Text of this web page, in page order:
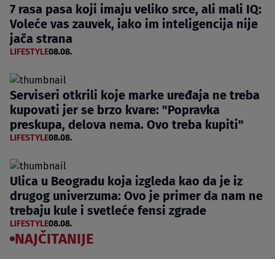
7 rasa pasa koji imaju veliko srce, ali mali IQ:
Voleće vas zauvek, iako im inteligencija nije
jača strana
LIFESTYLE08.08.
Serviseri otkrili koje marke uređaja ne treba
kupovati jer se brzo kvare: "Popravka
preskupa, delova nema. Ovo treba kupiti"
LIFESTYLE08.08.
Ulica u Beogradu koja izgleda kao da je iz
drugog univerzuma: Ovo je primer da nam ne
trebaju kule i svetleće fensi zgrade
LIFESTYLE08.08.
NAJČITANIJE